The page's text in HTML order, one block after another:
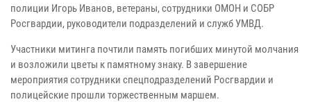
полиции Игорь Иванов, ветераны, сотрудники ОМОН и СОБР
Росгвардии, руководители подразделений и служб УМВД.
Участники митинга почтили память погибших минутой молчания
и возложили цветы к памятному знаку. В завершение
мероприятия сотрудники спецподразделений Росгвардии и
полицейские прошли торжественным маршем.